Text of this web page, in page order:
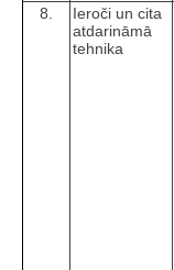
8.
Ieroči un cita
atdarināmā
tehnika